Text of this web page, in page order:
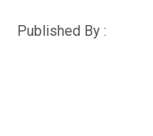
Published By :